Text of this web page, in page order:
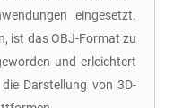
eingesetzt.
ist das OBJ-Format zu
und erleichtert
Darstellung von 3D-